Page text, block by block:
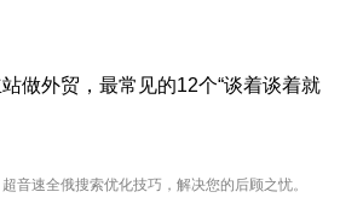
做外贸，最常见的12个“谈着谈着就
音速全俄搜索优化技巧，解决您的后顾之忧。